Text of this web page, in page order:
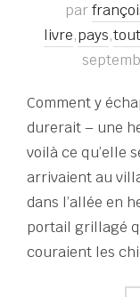
par
livre,pays,
Comment y
durerait – une
voilà ce qu’elle
arrivaient au
dans l’allée en
portail grillagé
couraient les